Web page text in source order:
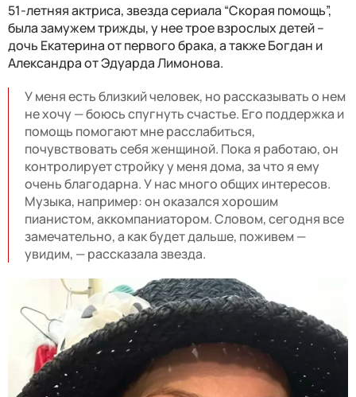
51-летняя актриса, звезда сериала “Скорая помощь”,
была замужем трижды, у нее трое взрослых детей –
дочь Екатерина от первого брака, а также Богдан и
Александра от Эдуарда Лимонова.
У меня есть близкий человек, но рассказывать о нем
не хочу — боюсь спугнуть счастье. Его поддержка и
помощь помогают мне расслабиться,
почувствовать себя женщиной. Пока я работаю, он
контролирует стройку у меня дома, за что я ему
очень благодарна. У нас много общих интересов.
Музыка, например: он оказался хорошим
пианистом, аккомпаниатором. Словом, сегодня все
замечательно, а как будет дальше, поживем —
увидим, — рассказала звезда.